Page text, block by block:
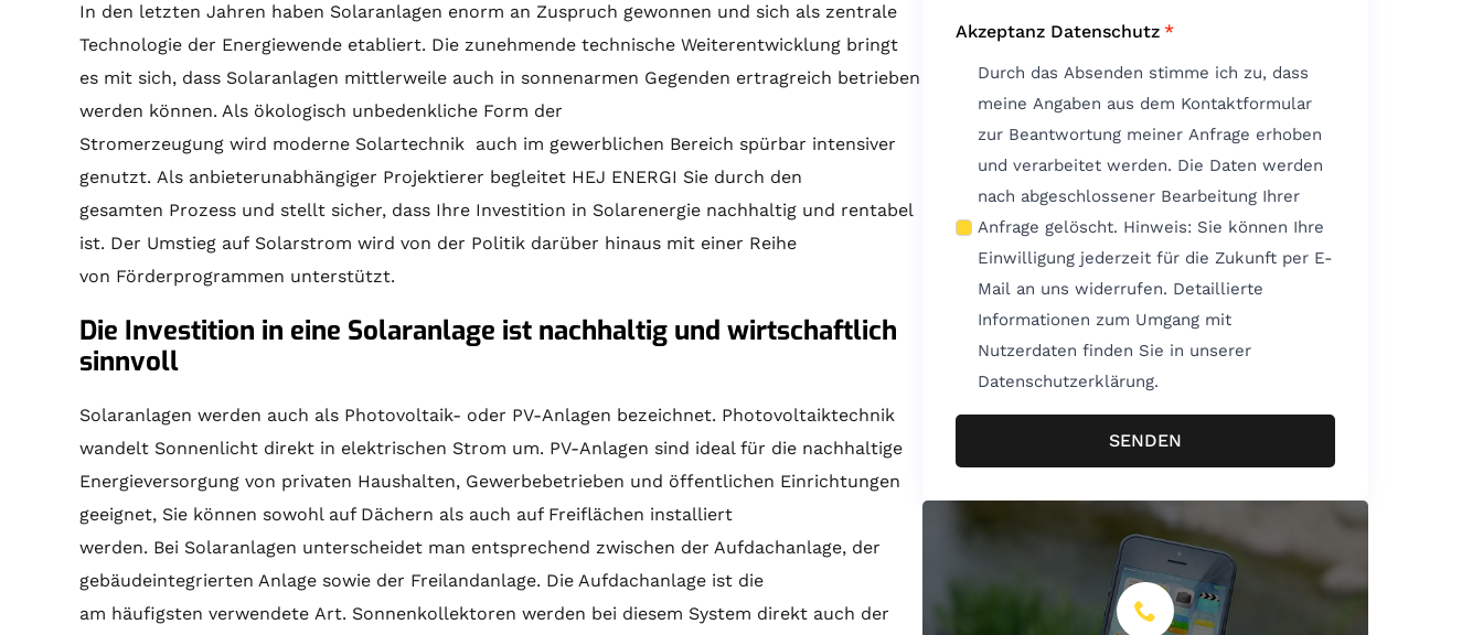
In den letzten Jahren haben Solaranlagen enorm an Zuspruch gewonnen und sich als zentrale
Technologie der Energiewende etabliert. Die zunehmende technische Weiterentwicklung bringt
es mit sich, dass Solaranlagen mittlerweile auch in sonnenarmen Gegenden ertragreich betrieben
werden können. Als ökologisch unbedenkliche Form der
Stromerzeugung wird moderne Solartechnik auch im gewerblichen Bereich spürbar intensiver
genutzt. Als anbieterunabhängiger Projektierer begleitet HEJ ENERGI Sie durch den
gesamten Prozess und stellt sicher, dass Ihre Investition in Solarenergie nachhaltig und rentabel
ist. Der Umstieg auf Solarstrom wird von der Politik darüber hinaus mit einer Reihe
von Förderprogrammen unterstützt.
Die Investition in eine Solaranlage ist nachhaltig und wirtschaftlich
sinnvoll
Solaranlagen werden auch als Photovoltaik- oder PV-Anlagen bezeichnet. Photovoltaiktechnik
wandelt Sonnenlicht direkt in elektrischen Strom um. PV-Anlagen sind ideal für die nachhaltige
Energieversorgung von privaten Haushalten, Gewerbebetrieben und öffentlichen Einrichtungen
geeignet, Sie können sowohl auf Dächern als auch auf Freiflächen installiert
werden. Bei Solaranlagen unterscheidet man entsprechend zwischen der Aufdachanlage, der
gebäudeintegrierten Anlage sowie der Freilandanlage. Die Aufdachanlage ist die
am häufigsten verwendete Art. Sonnenkollektoren werden bei diesem System direkt auch der
Akzeptanz Datenschutz *
Durch das Absenden stimme ich zu, dass
meine Angaben aus dem Kontaktformular
zur Beantwortung meiner Anfrage erhoben
und verarbeitet werden. Die Daten werden
nach abgeschlossener Bearbeitung Ihrer
Anfrage gelöscht. Hinweis: Sie können Ihre
Einwilligung jederzeit für die Zukunft per E-
Mail an uns widerrufen. Detaillierte
Informationen zum Umgang mit
Nutzerdaten finden Sie in unserer
Datenschutzerklärung.
SENDEN